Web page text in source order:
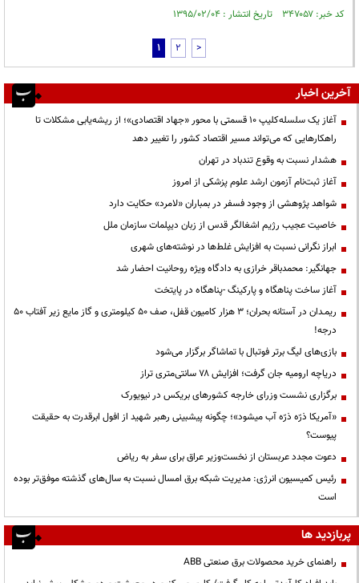
کد خبر: ۳۴۷۰۵۷ تاریخ انتشار : ۱۳۹۵/۰۲/۰۴
1 2 >
آخرین اخبار
آغاز یک سلسله‌کلیپ ۱۰ قسمتی با محور «جهاد اقتصادی»؛ از ریشه‌یابی مشکلات تا
راهکارهایی که می‌تواند مسیر اقتصاد کشور را تغییر دهد
هشدار نسبت به وقوع تندباد در تهران
آغاز ثبت‌نام آزمون ارشد علوم پزشکی از امروز
شواهد پژوهشی از وجود فسفر در بمباران «لامرد» حکایت دارد
خاصیت عجیب رژیم اشغالگر قدس از زبان دیپلمات سازمان ملل
ابراز نگرانی نسبت به افزایش غلط‌ها در نوشته‌های شهری
جهانگیر: محمدباقر خرازی به دادگاه ویژه روحانیت احضار شد
آغاز ساخت پناهگاه و پارکینگ -پناهگاه در پایتخت
ریمـدان در آستانه بحران؛ ۳ هزار کامیون قفل، صف ۵۰ کیلومتری و گاز مایع زیر آفتاب ۵۰
درجه!
بازی‌های لیگ برتر فوتبال با تماشاگر برگزار می‌شود
دریاچه ارومیه جان گرفت؛ افزایش ۷۸ سانتی‌متری تراز
برگزاری نشست وزرای خارجه کشورهای بریکس در نیویورک
«آمریکا ذرّه ذرّه آب میشود»؛ چگونه پیشبینی رهبر شهید از افول ابرقدرت به حقیقت
پیوست؟
دعوت مجدد عربستان از نخست‌وزیر عراق برای سفر به ریاض
رئیس کمیسیون انرژی: مدیریت شبکه برق امسال نسبت به سال‌های گذشته موفق‌تر بوده
است
پربازدید ها
راهنمای خرید محصولات برق صنعتی ABB